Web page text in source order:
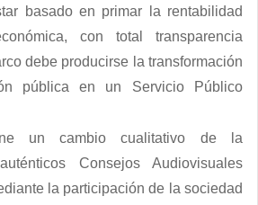
basado en primar
la rentabilidad
con total transparencia
debe producirse la transformación
pública en un Servicio Público
uncambio cualitativo de la
Consejos Audiovisuales
la participación de la sociedad